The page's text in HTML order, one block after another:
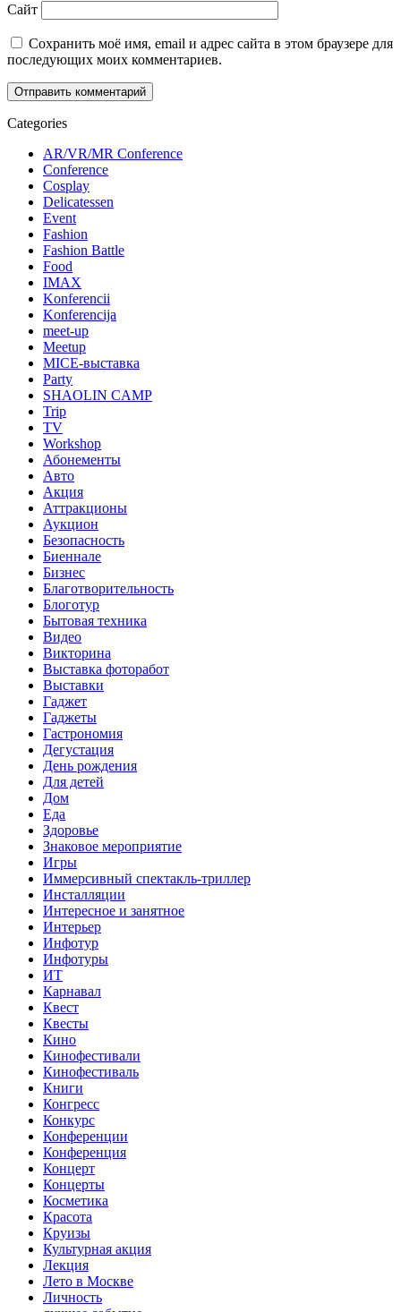
Сайт
Сохранить моё имя, email и адрес сайта в этом браузере для
последующих моих комментариев.
Categories
AR/VR/MR Conference
Conference
Cosplay
Delicatessen
Event
Fashion
Fashion Battle
Food
IMAX
Konferencii
Konferencija
meet-up
Meetup
MICE-выставка
Party
SHAOLIN CAMP
Trip
TV
Workshop
Абонементы
Авто
Акция
Аттракционы
Аукцион
Безопасность
Биеннале
Бизнес
Благотворительность
Блоготур
Бытовая техника
Видео
Викторина
Выставка фоторабот
Выставки
Гаджет
Гаджеты
Гастрономия
Дегустация
День рождения
Для детей
Дом
Еда
Здоровье
Знаковое мероприятие
Игры
Иммерсивный спектакль-триллер
Инсталляции
Интересное и занятное
Интерьер
Инфотур
Инфотуры
ИТ
Карнавал
Квест
Квесты
Кино
Кинофестивали
Кинофестиваль
Книги
Конгресс
Конкурс
Конференции
Конференция
Концерт
Концерты
Косметика
Красота
Круизы
Культурная акция
Лекция
Лето в Москве
Личность